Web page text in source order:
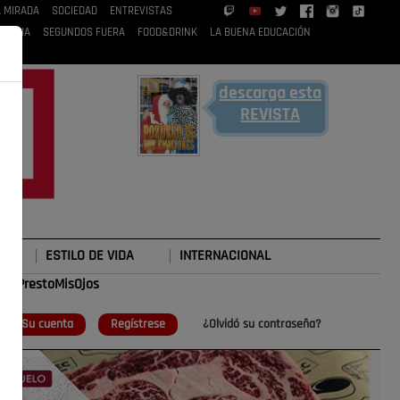
MIRADA SOCIEDAD
ENTREVISTAS
RUBIA
SEGUNDOS FUERA FOOD&DRINK LA BUENA EDUCACIÓN
descarga esta
REVISTA
ESTILO DE VIDA INTERNACIONAL
Su cuenta Regístrese ¿Olvidó su contraseña?